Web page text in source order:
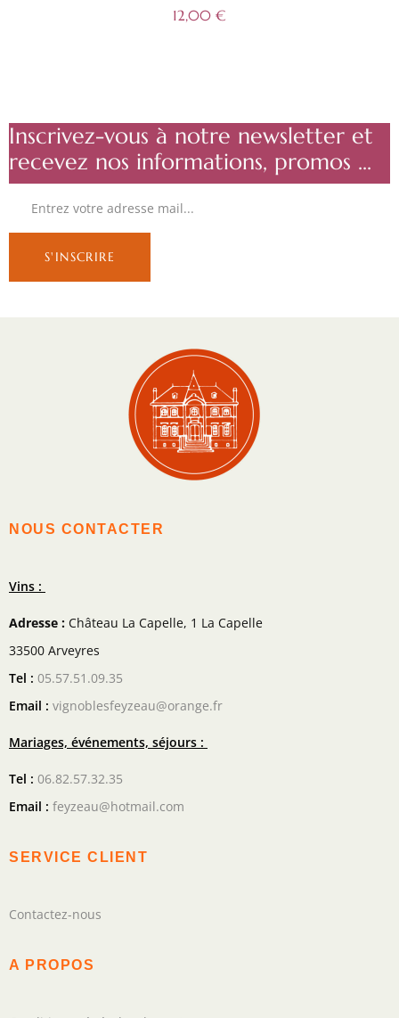
12,00 €
Inscrivez-vous à notre newsletter et
recevez nos informations, promos ...
NOUS CONTACTER
Vins :
Adresse : Château La Capelle, 1 La Capelle
33500 Arveyres
Tel : 05.57.51.09.35
Email : vignoblesfeyzeau@orange.fr
Mariages, événements, séjours :
Tel : 06.82.57.32.35
Email : feyzeau@hotmail.com
SERVICE CLIENT
Contactez-nous
A PROPOS